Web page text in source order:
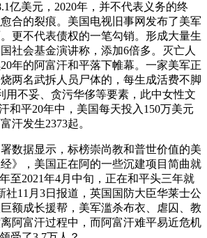
美元，2020年，并不代表义务的终
合的裂痕。美国电视旧事网发布了美军
更不代表债权的一笔勾销。形成大量生
社会基金演讲称，添加6倍多。灭亡人
年的阿富汗和平落下帷幕。一家美军正
两名武拆人员尸体的，每生成活费不脚
用不妥、贪污华侈等要素，此中女性文
和平20年中，美国每天投入150万美元
汗发生2373起。
据显示，标榜崇尚教和普世价值的美
》，美国正在阿的一些沉建项目简曲就
至2021年4月中旬，正在和平头三年就
社11月3日报道，英国国防大臣华莱士公
额成长援帮，美军滥杀布衣、虐囚、教
阿富汗过程中，而阿富汗难平易近危机